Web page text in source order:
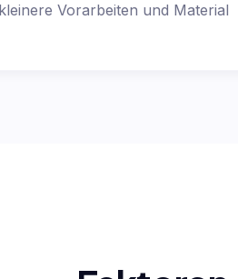
Vorarbeiten und Material